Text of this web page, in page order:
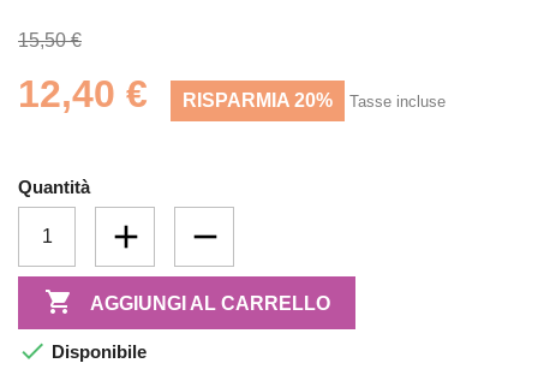
15,50 €
12,40 € RISPARMIA 20% Tasse incluse
Quantità
 AGGIUNGI AL CARRELLO
 Disponibile